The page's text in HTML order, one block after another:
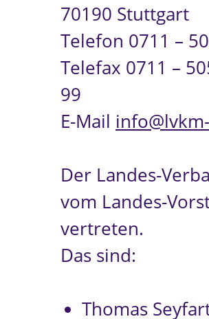
70190 Stuttgart
Telefon 0711 –
Telefax 0711 –
99
E-Mail
Der Landes-
vom Landes-
vertreten.
Das sind:
Thomas